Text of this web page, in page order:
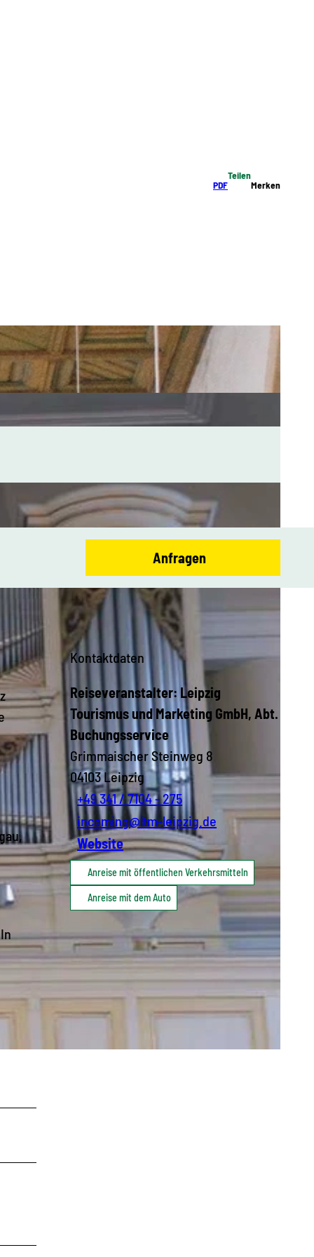
PDF
Teilen
Merken
Anfragen
Kontaktdaten
Reiseveranstalter: Leipzig
Tourismus und Marketing GmbH, Abt.
Buchungsservice
Grimmaischer Steinweg 8
04103Leipzig
+49 341 / 7104 - 275
incoming@ltm-leipzig.de
Website
Anreise mit öffentlichen Verkehrsmitteln
Anreise mit dem Auto